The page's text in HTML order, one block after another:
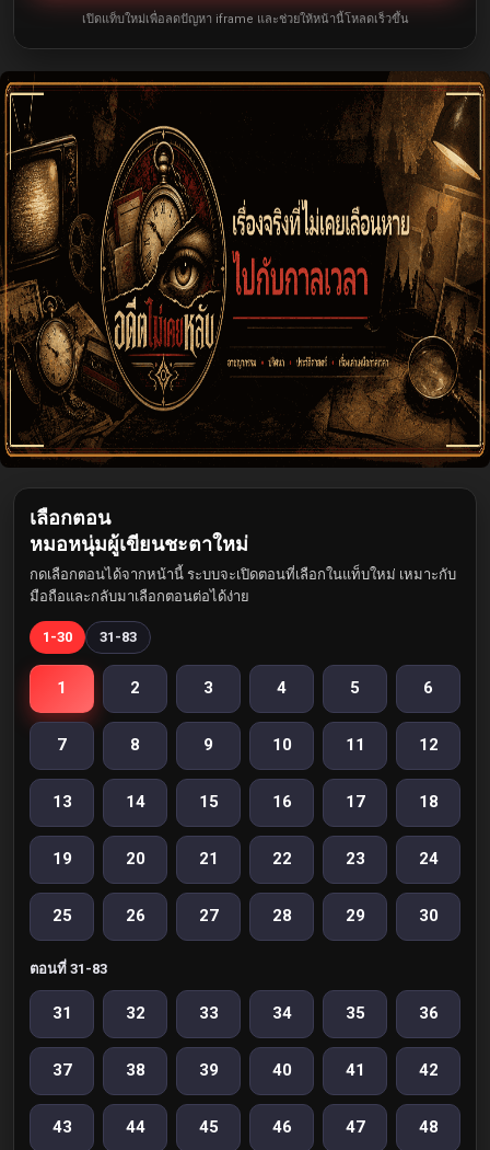
เปิดแท็บใหม่เพื่อลดปัญหา iframe และช่วยให้หน้านี้โหลดเร็วขึ้น
เลือกตอน
หมอหนุ่มผู้เขียนชะตาใหม่
กดเลือกตอนได้จากหน้านี้ ระบบจะเปิดตอนที่เลือกในแท็บใหม่ เหมาะกับ
มือถือและกลับมาเลือกตอนต่อได้ง่าย
1-30 31-83
1 2 3 4 5 6
7 8 9 10 11 12
13 14 15 16 17 18
19 20 21 22 23 24
25 26 27 28 29 30
ตอนที่ 31-83
31 32 33 34 35 36
37 38 39 40 41 42
43 44 45 46 47 48